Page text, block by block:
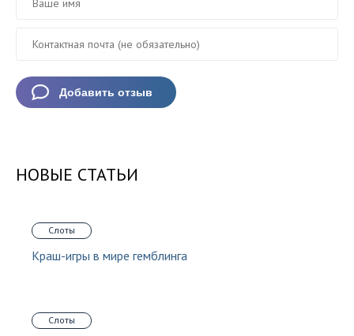
НОВЫЕ СТАТЬИ
Слоты
Краш-игры в мире гемблинга
Слоты